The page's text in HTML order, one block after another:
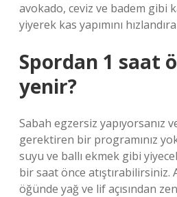
avokado, ceviz ve badem gibi
yiyerek kas yapımını
Spordan 1 saat
yenir?
Sabah egzersiz yapıyorsanız
gerektiren bir programınız
suyu ve ballı ekmek gibi
bir saat önce atıştırabilirsiniz.
öğünde yağ ve lif açısından